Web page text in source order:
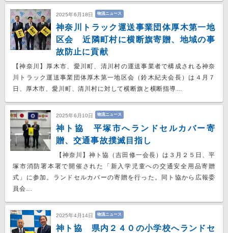
2025年6月18日 物流ニュース
神奈川トラック運送事業団体厚木第一地
区会 近隣町村に横断旗寄贈、地域の事
故防止に貢献
【神奈川】厚木市、愛川町、清川村の運送事業者で構成される神奈
川トラック運送事業団体厚木第一地区会（鈴木紀夫会長）は４月７
日、厚木市、愛川町、清川村に対して横断旗と横断指導…
2025年6月10日 物流ニュース
神ト協 平塚市へランドセルカバー寄
贈、交通事故撲滅目指し
【神奈川】神ト協（吉田修一会長）は３月２５日、平
塚市消防署本署で開催された「新入学児童への交通安全用品寄贈
式」に参加。ランドセルカバーの寄贈を行った。同ト協から広報委
員会…
2025年4月14日 物流ニュース
神ト協 県内２４０の小学校へランドセ